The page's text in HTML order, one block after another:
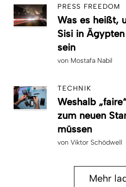
PRESS FREEDOM
Was es heißt,
Sisi in
sein
von Mostafa Nabil
TECHNIK
Weshalb
zum neuen
müssen
von Viktor Schödwell
Mehr